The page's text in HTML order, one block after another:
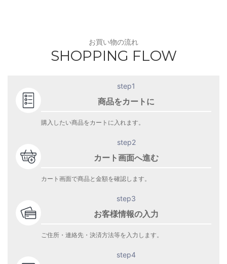
お買い物の流れ
SHOPPING FLOW
step1
商品をカートに
購入したい商品をカートに入れます。
step2
カート画面へ進む
カート画面で商品と金額を確認します。
step3
お客様情報の入力
ご住所・連絡先・決済方法等を入力します。
step4